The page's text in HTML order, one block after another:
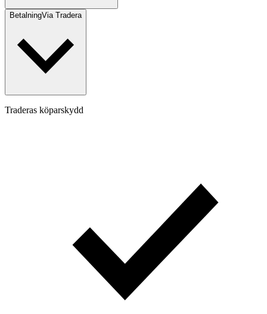
BetalningVia Tradera
Traderas köparskydd